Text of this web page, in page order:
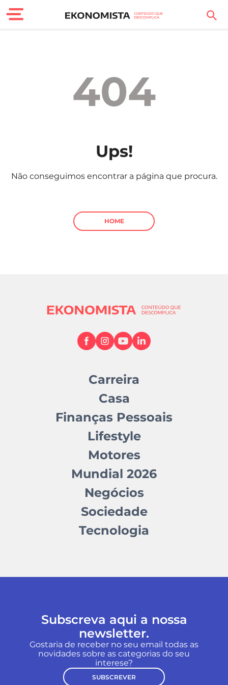
Carreira
Sociedade
Negócios
404
Ups!
Não conseguimos encontrar a página que procura.
HOME
Carreira
Casa
Finanças Pessoais
Lifestyle
Motores
Mundial 2026
Negócios
Sociedade
Tecnologia
Subscreva aqui a nossa
newsletter.
Gostaria de receber no seu email todas as
novidades sobre as categorias do seu
interese?
SUBSCREVER